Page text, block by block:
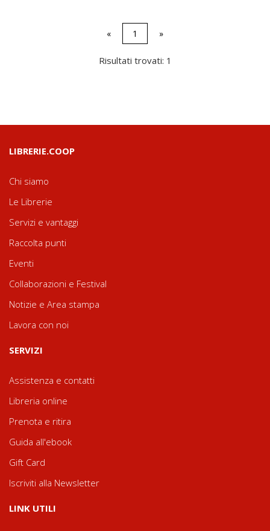
« 1 »
Risultati trovati: 1
LIBRERIE.COOP
Chi siamo
Le Librerie
Servizi e vantaggi
Raccolta punti
Eventi
Collaborazioni e Festival
Notizie e Area stampa
Lavora con noi
SERVIZI
Assistenza e contatti
Libreria online
Prenota e ritira
Guida all'ebook
Gift Card
Iscriviti alla Newsletter
LINK UTILI